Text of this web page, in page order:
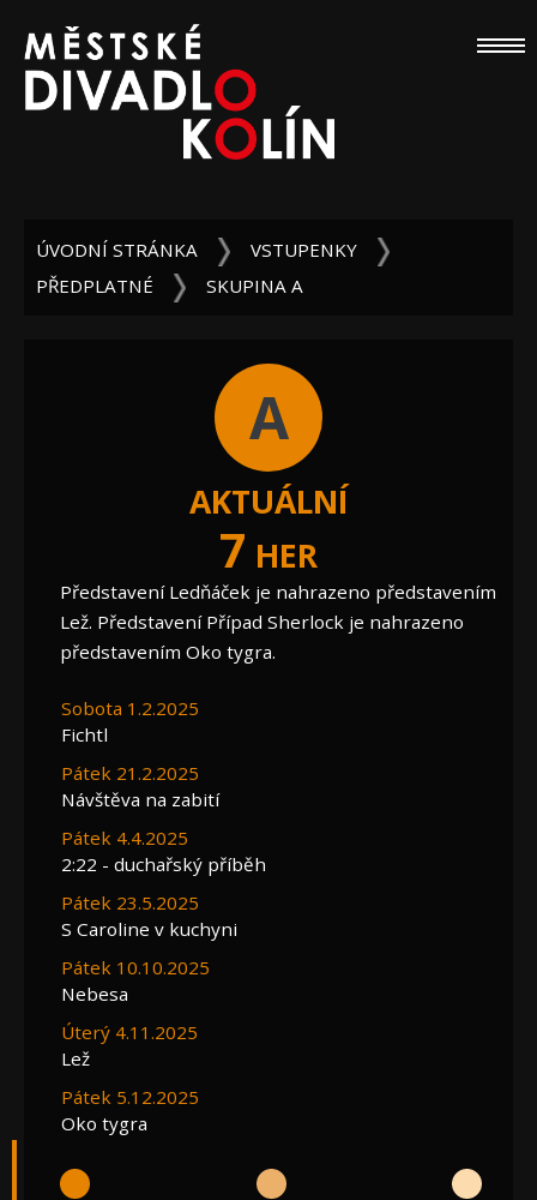
ÚVODNÍ STRÁNKA
VSTUPENKY
PŘEDPLATNÉ
SKUPINA A
A
AKTUÁLNÍ
7 HER
Představení Ledňáček je nahrazeno představením
Lež. Představení Případ Sherlock je nahrazeno
představením Oko tygra.
Sobota 1.2.2025
Fichtl
Pátek 21.2.2025
Návštěva na zabití
Pátek 4.4.2025
2:22 - duchařský příběh
Pátek 23.5.2025
S Caroline v kuchyni
Pátek 10.10.2025
Nebesa
Úterý 4.11.2025
Lež
Pátek 5.12.2025
Oko tygra